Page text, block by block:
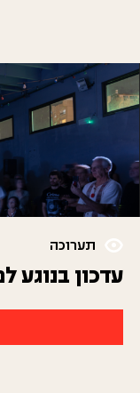
תערוכה
עדכון בנוגע